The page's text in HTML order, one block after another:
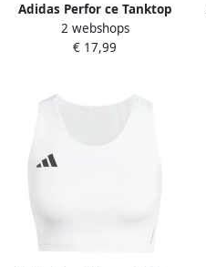
Adidas Perfor ce Tanktop
TRAIN ESSENTIALS
FEELREADY TRAINING
2 webshops
€ 17,99